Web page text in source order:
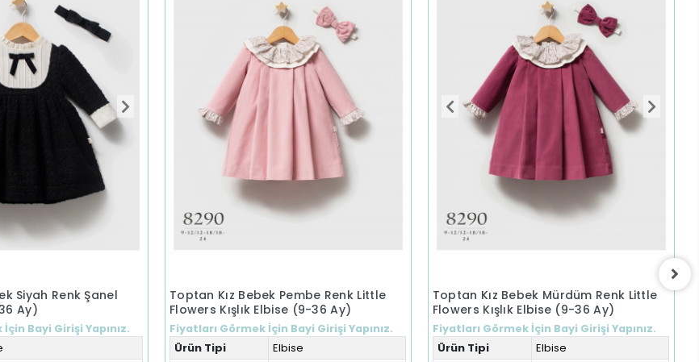
Siyah Renk Şanel
Ay)
Bayi Girişi Yapınız.
Toptan Kız Bebek Pembe Renk Little
Flowers Kışlık Elbise (9-36 Ay)
Fiyatları Görmek İçin Bayi Girişi Yapınız.
Ürün Tipi
Elbise
Toptan Kız Bebek Mürdüm Renk Little
Flowers Kışlık Elbise (9-36 Ay)
Fiyatları Görmek İçin Bayi Girişi Yapınız.
Ürün Tipi
Elbise